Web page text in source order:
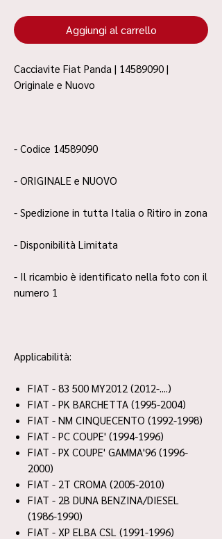
Aggiungi al carrello
Cacciavite Fiat Panda | 14589090 |
Originale e Nuovo
- Codice 14589090
- ORIGINALE e NUOVO
- Spedizione in tutta Italia o Ritiro in zona
- Disponibilità Limitata
- Il ricambio è identificato nella foto con il
numero 1
Applicabilità:
FIAT - 83 500 MY2012 (2012-....)
FIAT - PK BARCHETTA (1995-2004)
FIAT - NM CINQUECENTO (1992-1998)
FIAT - PC COUPE' (1994-1996)
FIAT - PX COUPE' GAMMA'96 (1996-
2000)
FIAT - 2T CROMA (2005-2010)
FIAT - 2B DUNA BENZINA/DIESEL
(1986-1990)
FIAT - XP ELBA CSL (1991-1996)